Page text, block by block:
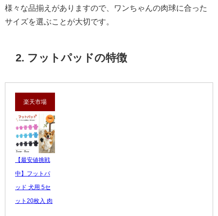
様々な品揃えがありますので、ワンちゃんの肉球に合った
サイズを選ぶことが大切です。
2. フットパッドの特徴
楽天市場
【最安値挑戦
中】フットパ
ッド 犬用 5セ
ット20枚入 肉